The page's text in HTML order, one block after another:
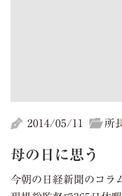
2014/05/11 所
母の日に思う
今朝の日経新聞のコラ